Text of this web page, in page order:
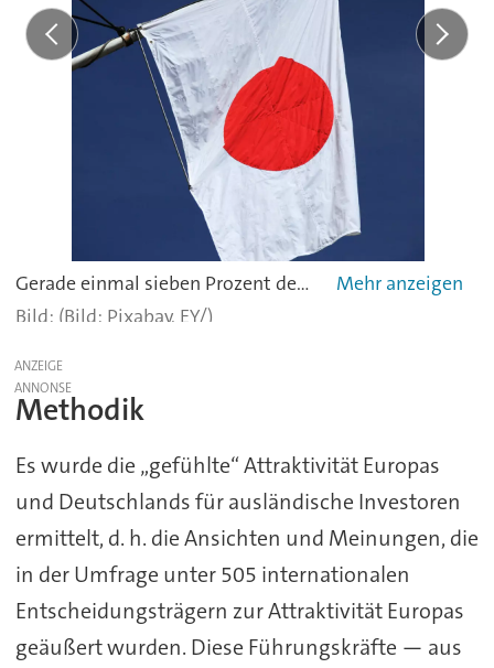
Gerade einmal sieben Prozent der Befragten hielten Japan für den besten Investitionsstandort. Das Land der aufgehenden Sonne rangiert damit auf einem der sechsten Plätze.
(Bild: Pixabay, EY/)
ANZEIGE
Methodik
Es wurde die „gefühlte“ Attraktivität Europas
und Deutschlands für ausländische Investoren
ermittelt, d. h. die Ansichten und Meinungen, die
in der Umfrage unter 505 internationalen
Entscheidungsträgern zur Attraktivität Europas
geäußert wurden. Diese Führungskräfte — aus